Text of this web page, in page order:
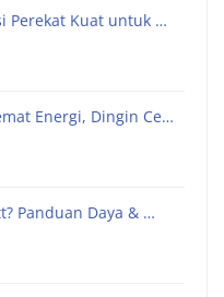
Perekat Kuat untuk …
Energi, Dingin Ce…
Panduan Daya & …